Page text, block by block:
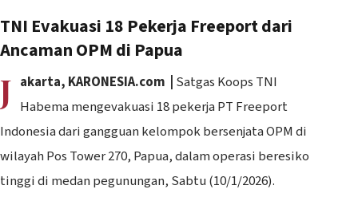
TNI Evakuasi 18 Pekerja Freeport dari
Ancaman OPM di Papua
J akarta, KARONESIA.com |
Satgas Koops TNI
Habema mengevakuasi 18 pekerja PT Freeport
Indonesia dari gangguan kelompok bersenjata OPM di
wilayah Pos Tower 270, Papua, dalam operasi beresiko
tinggi di medan pegunungan, Sabtu (10/1/2026).